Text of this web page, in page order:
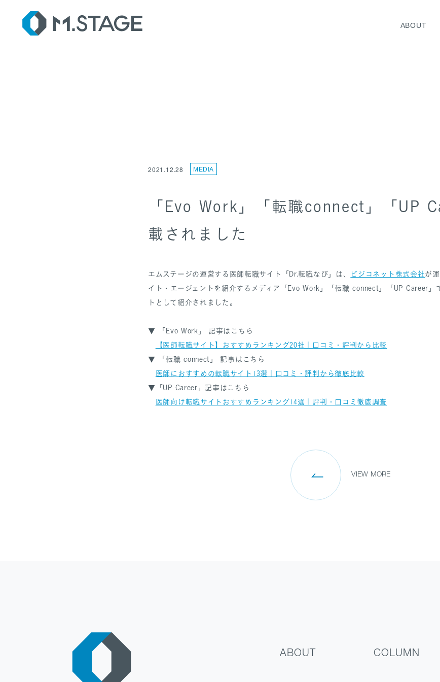
ABOUT
2021.12.28 MEDIA
「Evo Work」「転職connect」「UP
載されました
エムステージの運営する医師転職サイト「Dr.転職なび」は、 ビジコネット株式会社が
イト・エージェントを紹介するメディア「Evo Work」「転職 connect」「UP Career」
トとして紹介されました。
▼ 「Evo Work」 記事はこちら
【医師転職サイト】おすすめランキング20社｜口コミ・評判から比較
▼ 「転職 connect」 記事はこちら
医師におすすめの転職サイト13選｜口コミ・評判から徹底比較
▼「UP Career」記事はこちら
医師向け転職サイトおすすめランキング14選｜評判・口コミ徹底調査
VIEW MORE
ABOUT COLUMN